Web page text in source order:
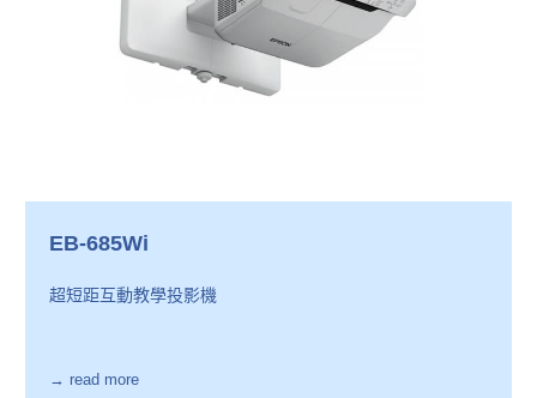
EB-685Wi
超短距互動教學投影機
→ read more